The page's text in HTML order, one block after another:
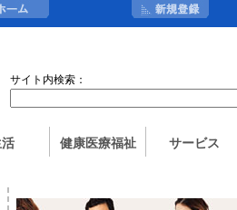
サイト内検索：
健康医療福祉 サービス